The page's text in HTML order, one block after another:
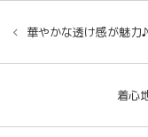
華やかな透け感が魅力
着心